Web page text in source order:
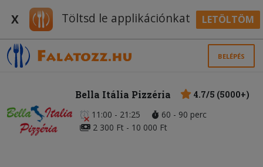
X Töltsd le applikációnkat LETÖLTÖM
BELÉPÉS
Bella Itália Pizzéria
4.7/5 (5000+)
11:00 - 21:25
60 - 90 perc
2 300 Ft - 10 000 Ft